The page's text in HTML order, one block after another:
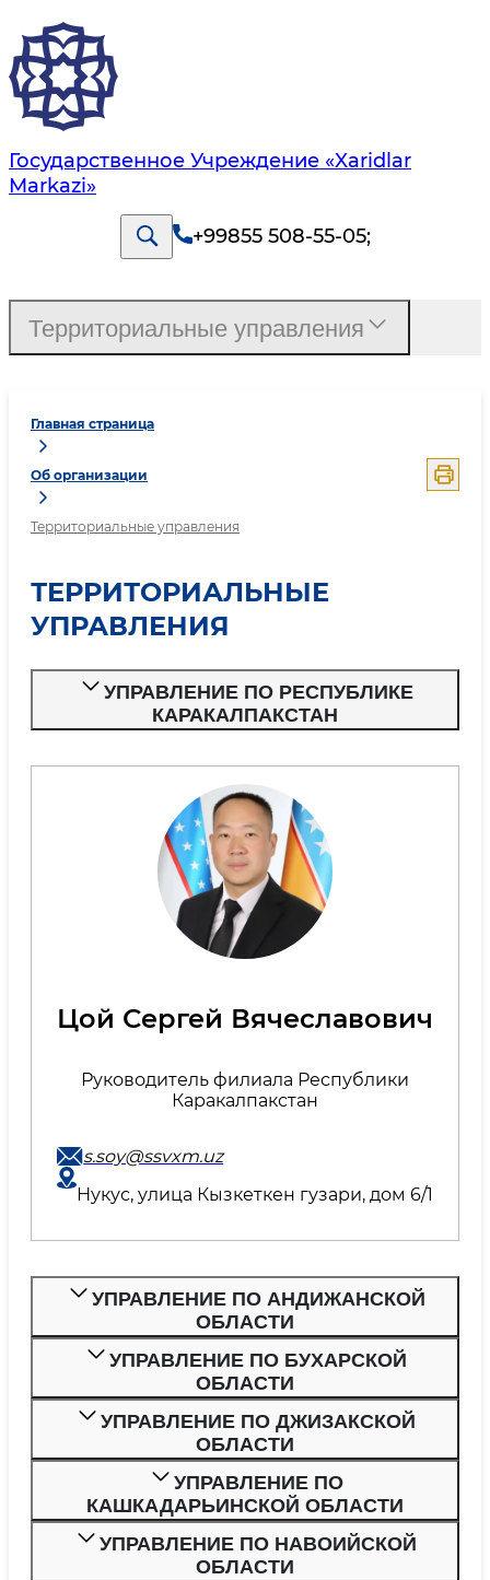
Государственное Учреждение «Xaridlar
Markazi»
+99855 508-55-05;
Главная страница
Об организации
Территориальные управления
ТЕРРИТОРИАЛЬНЫЕ
УПРАВЛЕНИЯ
УПРАВЛЕНИЕ ПО РЕСПУБЛИКЕ
КАРАКАЛПАКСТАН
Цой Сергей Вячеславович
Руководитель филиала Республики
Каракалпакстан
s.soy@ssvxm.uz
Нукус, улица Кызкеткен гузари, дом 6/1
УПРАВЛЕНИЕ ПО АНДИЖАНСКОЙ
ОБЛАСТИ
УПРАВЛЕНИЕ ПО БУХАРСКОЙ
ОБЛАСТИ
УПРАВЛЕНИЕ ПО ДЖИЗАКСКОЙ
ОБЛАСТИ
УПРАВЛЕНИЕ ПО
КАШКАДАРЬИНСКОЙ ОБЛАСТИ
УПРАВЛЕНИЕ ПО НАВОИЙСКОЙ
ОБЛАСТИ
Территориальные управления